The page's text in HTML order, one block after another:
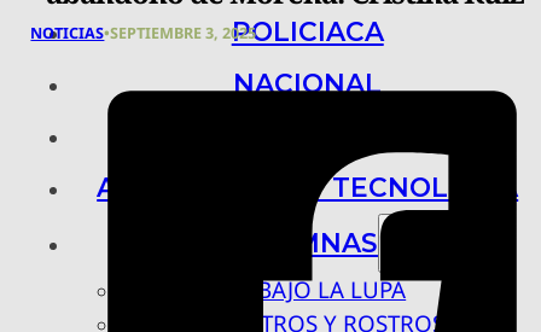
POLICIACA
NACIONAL
ARTE, CIENCIA Y TECNOLOGÍA
COLUMNAS
BAJO LA LUPA
RASTROS Y ROSTROS
NOTICIAS•SEPTIEMBRE 3, 2025